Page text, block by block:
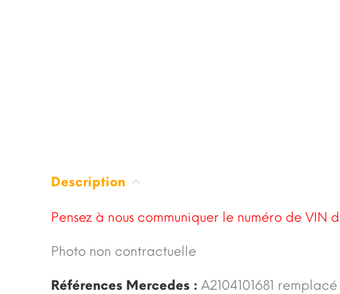
Description
Pensez à nous communiquer le numéro de
Photo non contractuelle
Références Mercedes : A2104101681